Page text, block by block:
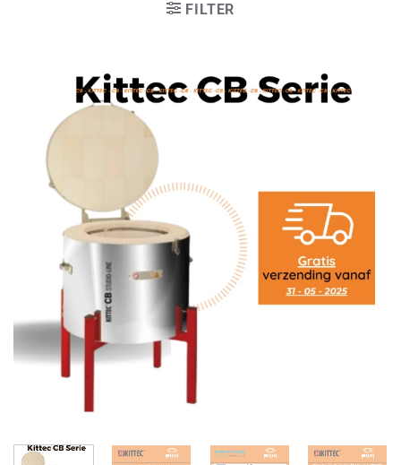
FILTER